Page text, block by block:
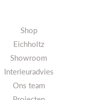
Shop
Eichholtz
Showroom
Interieuradvies
Ons team